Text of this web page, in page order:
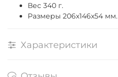
Вес 340 г.
Размеры 206x146x54 мм.
Характеристики